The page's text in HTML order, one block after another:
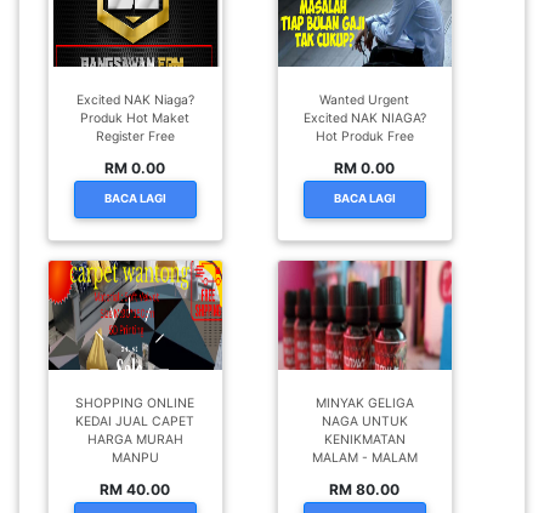
Excited NAK Niaga?
Produk Hot Maket
Register Free
RM 0.00
BACA LAGI
Wanted Urgent
Excited NAK NIAGA?
Hot Produk Free
RM 0.00
BACA LAGI
SHOPPING ONLINE
KEDAI JUAL CAPET
HARGA MURAH
MANPU
RM 40.00
MINYAK GELIGA
NAGA UNTUK
KENIKMATAN
MALAM - MALAM
RM 80.00